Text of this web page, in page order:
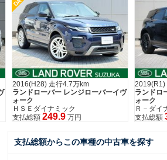
イヴ
2019(R1) 走行3.0万km
ランドローバー レンジローバーイヴ
ォーク
Ｒ－ダイナミック Ｓ
支払総額369.5万円
ラン
ォー
ＳＥ
支払
支払総額からこの車種の中古車を探す